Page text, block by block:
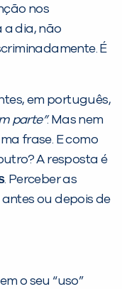
nos
a dia, não
É
em português,
parte”. Mas nem
frase. E como
A resposta é
. Perceber as
ou depois de
o seu “uso”
MÉTODO
unidade
que